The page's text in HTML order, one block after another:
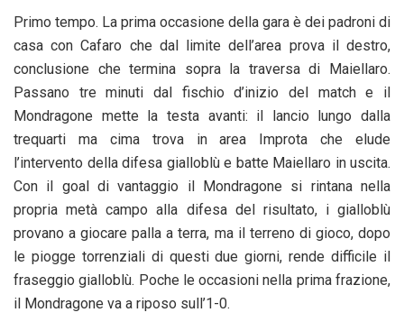
Primo tempo. La prima occasione della gara è dei padroni di
casa con Cafaro che dal limite dell’area prova il destro,
conclusione che termina sopra la traversa di Maiellaro.
Passano tre minuti dal fischio d’inizio del match e il
Mondragone mette la testa avanti: il lancio lungo dalla
trequarti ma cima trova in area Improta che elude
l’intervento della difesa gialloblù e batte Maiellaro in uscita.
Con il goal di vantaggio il Mondragone si rintana nella
propria metà campo alla difesa del risultato, i gialloblù
provano a giocare palla a terra, ma il terreno di gioco, dopo
le piogge torrenziali di questi due giorni, rende difficile il
fraseggio gialloblù. Poche le occasioni nella prima frazione,
il Mondragone va a riposo sull’1-0.